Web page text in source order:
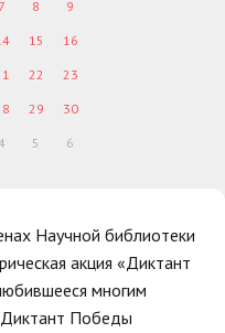
Научной библиотеки
акция «Диктант
многим
Диктант Победы
7 8 9
15 16
22 23
29 30
5 6